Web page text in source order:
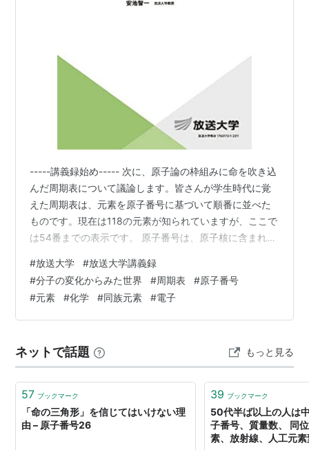
-----講義録始め----- 次に、原子論の枠組みに命を吹き込
んだ周期表について議論します。皆さんが学生時代に覚
えた周期表は、元素を原子番号に基づいて順番に並べた
ものです。現在は118の元素が知られていますが、ここで
は54番までの表示です。 原子番号は、原子核に含まれる
す。化学では、元素の電子の振る舞いが特に重要です。
周期表では、横の列を周期、縦の列をグループと呼びま
す。同じグループに属する元素は、性質が似ています。
例えば、最右列にある希ガス元素はすべて非反応性が高
化学式の構造が似ている…
#放送大学 #放送大学講義録
#分子の変化からみた世界 #周期表 #原子番号
#元素 #化学 #同族元素 #電子
ネットで話題 もっと見る
57 ブックマーク
「命の三角形」を信じてはいけない理
由 – 原子番号26
39 ブックマーク
50代半ば以上の人は
子番号、質量数、 同
素、放射線、人工元